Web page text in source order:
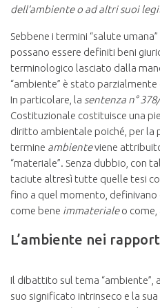
dell’ambiente o ad altri suoi
Sebbene i termini “salute
possano essere definiti beni
terminologico lasciato dalla
“ambiente” è stato
In particolare, la sentenza n°
Costituzionale costituisce una
diritto ambientale poiché, per la
termine ambienteviene
“materiale”. Senza dubbio, con
taciute altresì tutte quelle tesi
fino a quel momento, definivano
come bene immaterialeo come,
L’ambiente nei
Il dibattito sul tema “ambiente”,
suo significato intrinseco e la